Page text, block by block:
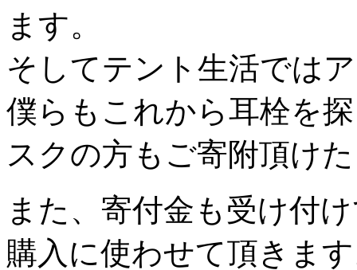
ます。
そしてテント生活では
僕らもこれから耳栓を
スクの方もご寄附頂け
また、寄付金も受け付
購入に使わせて頂きま